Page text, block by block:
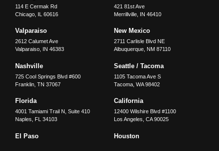
114 E Cermak Rd
Chicago IL 60616
421 81st Ave
Merrillville, IN 46410
Valparaiso
2612 Calumet Ave
Valparaiso
IN 46383
New Mexico
2711 Carlisle Blvd NE
Albuquerque, NM 87110
Nashville
725 Cool Springs Blvd #600
Franklin ,TN 37067
Seattle / Tacoma
1105 Tacoma Ave S
Tacoma, WA 98402
Florida
4001 Tamiami Trail N, Suite 410
Naples
FL 34103
California
12400 Wilshire Blvd #1100
Los Angeles CA 90025
El Paso Houston